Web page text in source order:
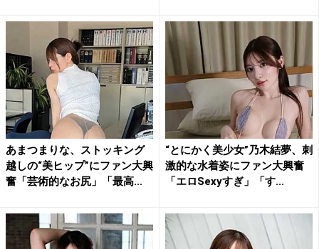
あまつまりな、ストッキング
越しの“美ヒップ”にファン大興
奮「芸術的なお尻」「最高...
“とにかく美少女”乃木結夢、刺
激的な水着姿にファン大興奮
「エロSexyすぎ」「す...